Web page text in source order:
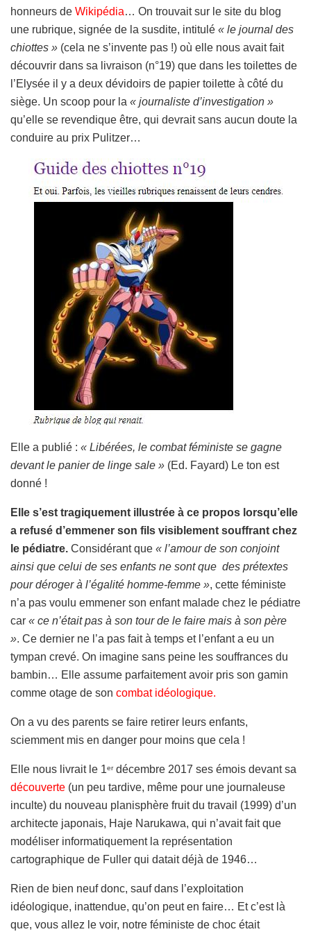
honneurs de Wikipédia… On trouvait sur le site du blog
une rubrique, signée de la susdite, intitulé « le journal des
chiottes » (cela ne s’invente pas !) où elle nous avait fait
découvrir dans sa livraison (n°19) que dans les toilettes de
l’Elysée il y a deux dévidoirs de papier toilette à côté du
siège. Un scoop pour la « journaliste d’investigation »
qu’elle se revendique être, qui devrait sans aucun doute la
conduire au prix Pulitzer…
Elle a publié : « Libérées, le combat féministe se gagne
devant le panier de linge sale » (Ed. Fayard) Le ton est
donné !
Elle s’est tragiquement illustrée à ce propos lorsqu’elle
a refusé d’emmener son fils visiblement souffrant chez
le pédiatre. Considérant que « l’amour de son conjoint
ainsi que celui de ses enfants ne sont que des prétextes
pour déroger à l’égalité homme-femme », cette féministe
n’a pas voulu emmener son enfant malade chez le pédiatre
car « ce n’était pas à son tour de le faire mais à son père
». Ce dernier ne l’a pas fait à temps et l’enfant a eu un
tympan crevé. On imagine sans peine les souffrances du
bambin… Elle assume parfaitement avoir pris son gamin
comme otage de son combat idéologique.
On a vu des parents se faire retirer leurs enfants,
sciemment mis en danger pour moins que cela !
Elle nous livrait le 1erdécembre 2017 ses émois devant sa
découverte (un peu tardive, même pour une journaleuse
inculte) du nouveau planisphère fruit du travail (1999) d’un
architecte japonais, Haje Narukawa, qui n’avait fait que
modéliser informatiquement la représentation
cartographique de Fuller qui datait déjà de 1946…
Rien de bien neuf donc, sauf dans l’exploitation
idéologique, inattendue, qu’on peut en faire… Et c’est là
que, vous allez le voir, notre féministe de choc était